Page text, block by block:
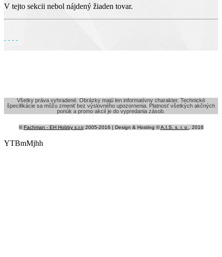
V tejto sekcii nebol nájdený žiaden tovar.
Všetky práva vyhradené. Obrázky majú len informatívny charakter. Technické
špecifikácie sa môžu zmeniť bez výslovného upozornenia. Platnosť všetkých akčných
ponúk a promo akcií je do vypredania zásob.
© Fachman - EH Hobby s.r.o 2005-2016 | Design & Hosting © A.I.S. s. r. o. , 2016
YTBmMjhh